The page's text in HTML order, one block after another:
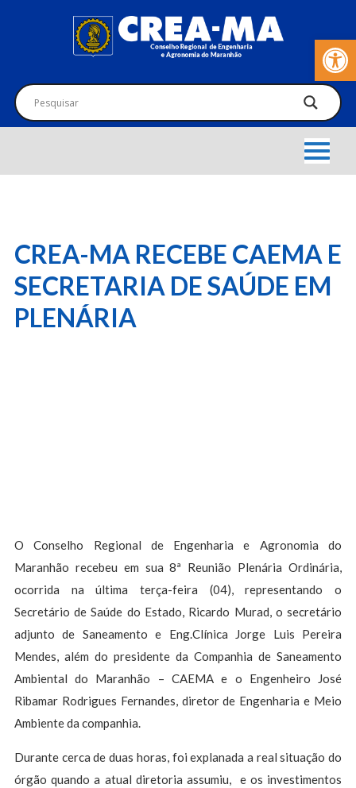
Barra de
CREA-MA RECEBE CAEMA E
SECRETARIA DE SAÚDE EM
PLENÁRIA
O Conselho Regional de Engenharia e Agronomia do
Maranhão recebeu em sua 8ª Reunião Plenária Ordinária,
ocorrida na última terça-feira (04), representando o
Secretário de Saúde do Estado, Ricardo Murad, o secretário
adjunto de Saneamento e Eng.Clínica Jorge Luis Pereira
Mendes, além do presidente da Companhia de Saneamento
Ambiental do Maranhão – CAEMA e o Engenheiro José
Ribamar Rodrigues Fernandes, diretor de Engenharia e Meio
Ambiente da companhia.
Durante cerca de duas horas, foi explanada a real situação do
órgão quando a atual diretoria assumiu, e os investimentos